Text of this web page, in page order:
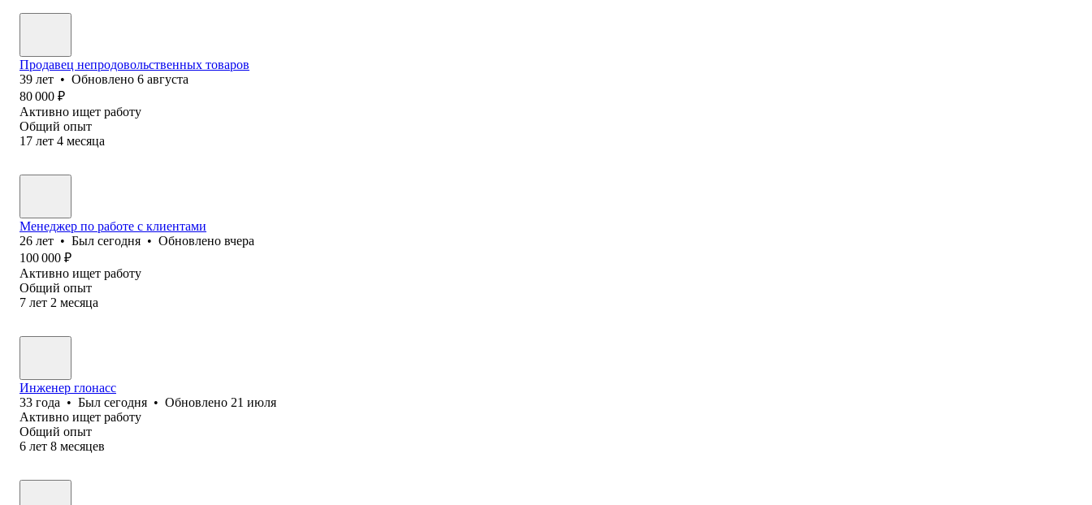
Продавец непродовольственных товаров
39 лет • Обновлено 6 августа
80 000 ₽
Активно ищет работу
Общий опыт
17 лет 4 месяца
Менеджер по работе с клиентами
26 лет • Был сегодня • Обновлено вчера
100 000 ₽
Активно ищет работу
Общий опыт
7 лет 2 месяца
Инженер глонасс
33 года • Был сегодня • Обновлено 21 июля
Активно ищет работу
Общий опыт
6 лет 8 месяцев